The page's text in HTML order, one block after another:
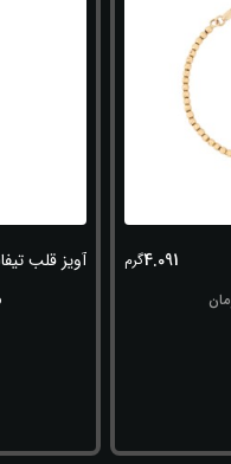
4.091گرم آویز قلب